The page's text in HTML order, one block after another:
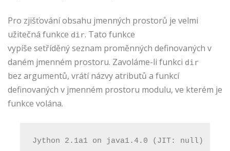
Pro zjišťování obsahu jmenných prostorů je velmi
užitečná funkce dir. Tato funkce
vypíše setříděný seznam proměnných definovaných v
daném jmenném prostoru. Zavoláme-li funkci dir
bez argumentů, vrátí názvy atributů a funkcí
definovaných v jmenném prostoru modulu, ve kterém je
funkce volána.
Jython 2.1a1 on java1.4.0 (JIT: null)